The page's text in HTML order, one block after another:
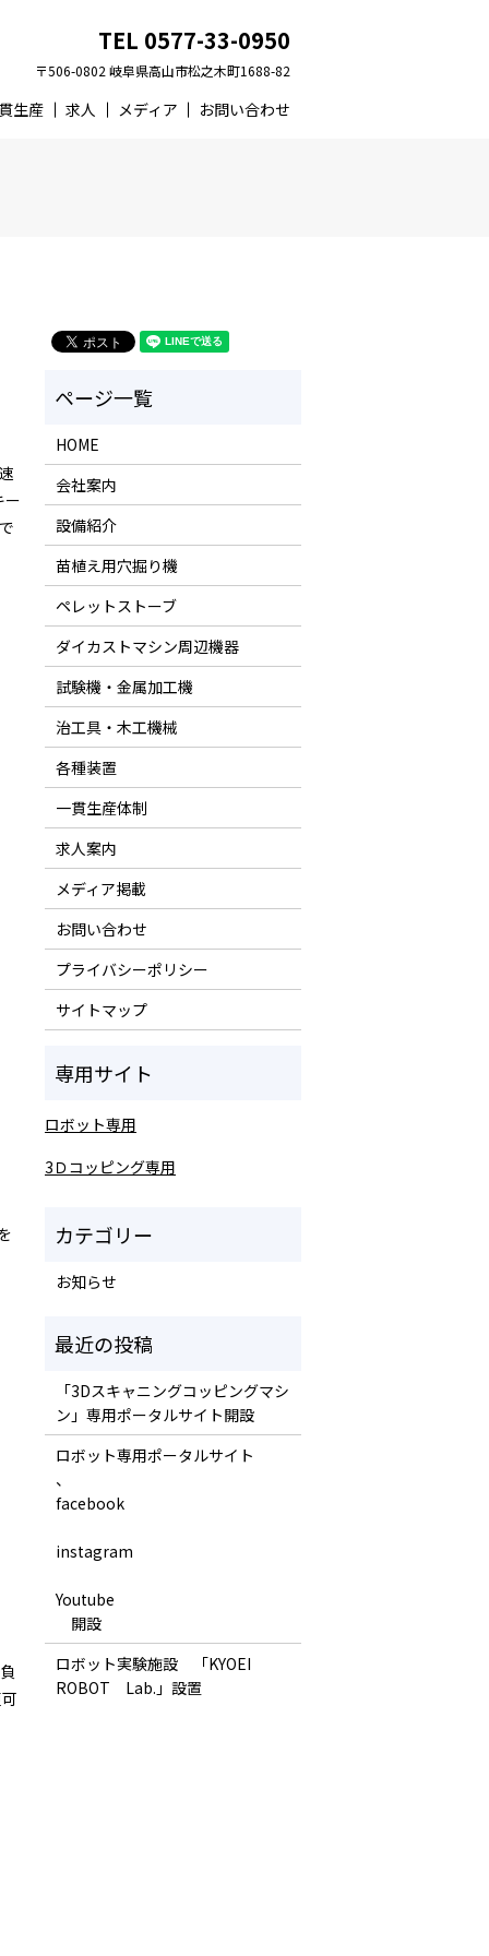
生産 求人 メディア お問い合わせ
TEL 0577-33-0950
〒506-0802 岐阜県高山市松之木町1688-82
ー
HOME
会社案内
設備紹介
苗植え用穴掘り機
ペレットストーブ
ダイカストマシン周辺機器
試験機・金属加工機
治工具・木工機械
各種装置
一貫生産体制
求人案内
メディア掲載
お問い合わせ
プライバシーポリシー
サイトマップ
ロボット専用
3Ｄコッピング専用
お知らせ
「3Dスキャニングコッピングマシ
ン」専用ポータルサイト開設
ロボット専用ポータルサイト
、
facebook
instagram
Youtube
開設
ロボット実験施設 「KYOEI
ROBOT Lab.」設置